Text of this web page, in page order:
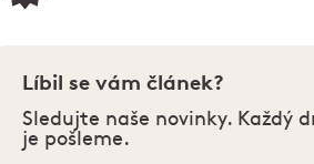
Líbil se vám článek?
Sledujte naše novinky. Každý
je pošleme.